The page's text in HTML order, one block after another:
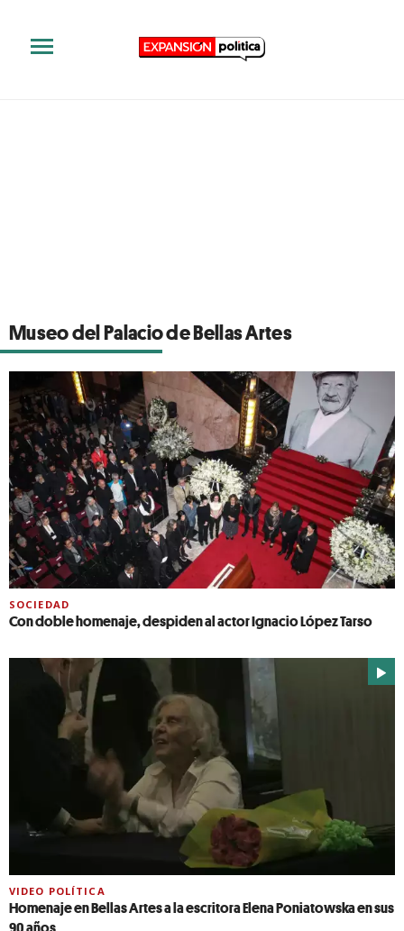
Museo del Palacio de Bellas Artes
SOCIEDAD
Con doble homenaje, despiden al actor Ignacio López Tarso
VIDEO POLÍTICA
Homenaje en Bellas Artes a la escritora Elena Poniatowska en sus